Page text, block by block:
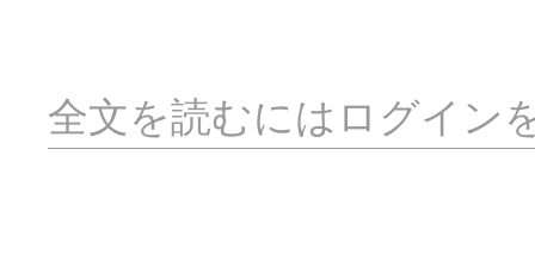
全文を読むにはログイン